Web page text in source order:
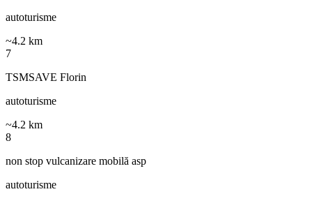
autoturisme
~4.2 km
7
TSMSAVE Florin
autoturisme
~4.2 km
8
non stop vulcanizare mobilă asp
autoturisme